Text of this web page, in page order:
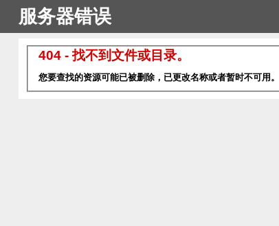
服务器错误
404 - 找不到文件或目录。
您要查找的资源可能已被删除，已更改名称或者暂时不可用。